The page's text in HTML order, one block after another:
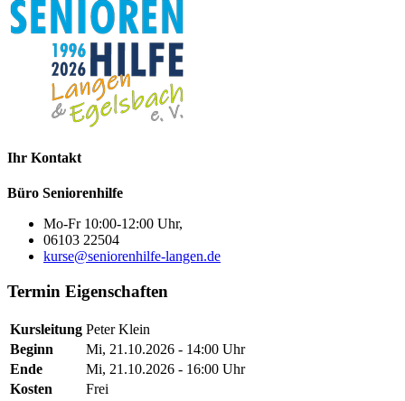
Ihr Kontakt
Büro Seniorenhilfe
Mo-Fr 10:00-12:00 Uhr,
06103 22504
kurse@seniorenhilfe-langen.de
Termin Eigenschaften
Kursleitung Peter Klein
Beginn
Mi, 21.10.2026 - 14:00 Uhr
Ende
Mi, 21.10.2026 - 16:00 Uhr
Kosten
Frei